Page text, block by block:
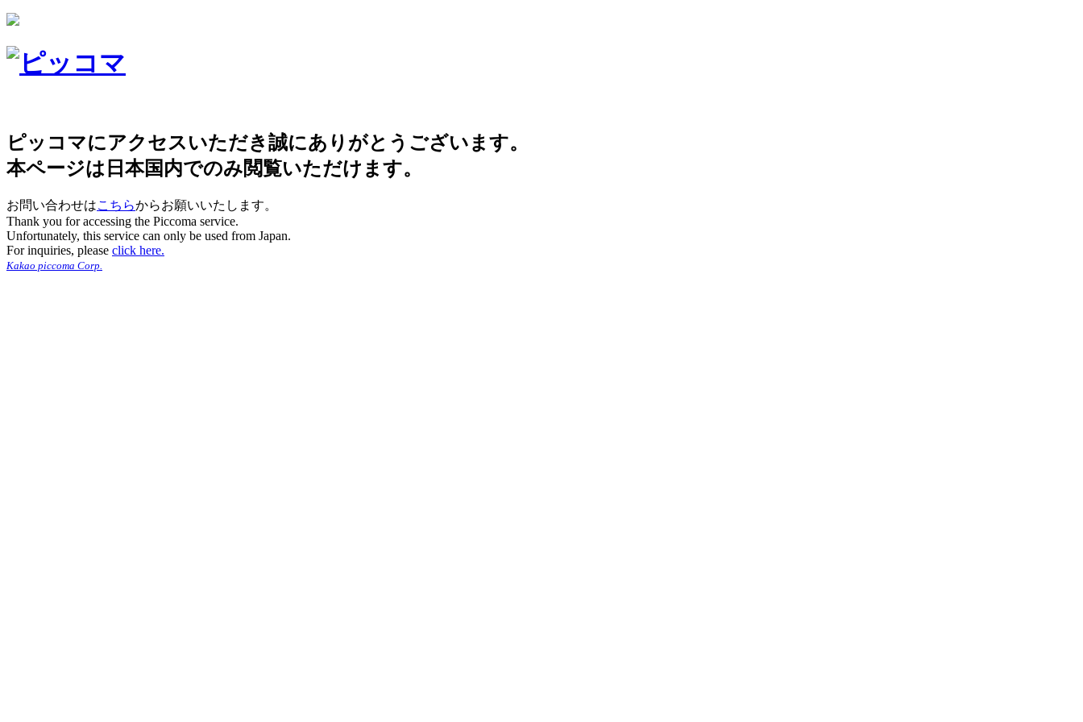
ピッコマにアクセスいただき誠にありがとうございます。
本ページは日本国内でのみ閲覧いただけます。
お問い合わせはこちらからお願いいたします。
Thank you for accessing the Piccoma service.
Unfortunately, this service can only be used from Japan.
For inquiries, please click here.
Kakao piccoma Corp.